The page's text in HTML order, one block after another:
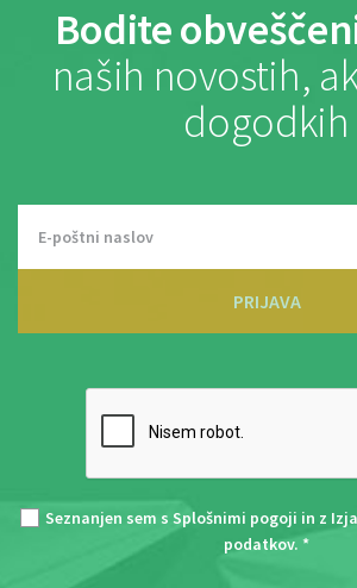
Bodite
naših novostih,
dogodkih
PRIJAVA
Seznanjen sem s Splošnimi pogoji in z
podatkov. *